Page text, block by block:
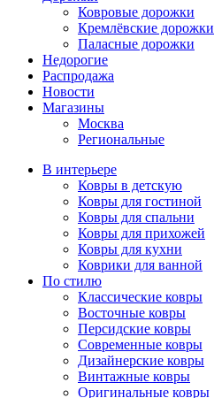
Ковровые дорожки
Кремлёвские дорожки
Паласные дорожки
Недорогие
Распродажа
Новости
Магазины
Москва
Региональные
В интерьере
Ковры в детскую
Ковры для гостиной
Ковры для спальни
Ковры для прихожей
Ковры для кухни
Коврики для ванной
По стилю
Классические ковры
Восточные ковры
Персидские ковры
Современные ковры
Дизайнерские ковры
Винтажные ковры
Оригинальные ковры